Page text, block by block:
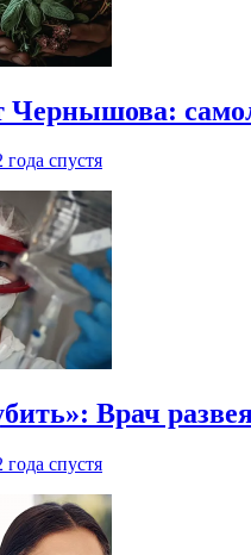
Чернышова:
года спустя
Врач
года спустя